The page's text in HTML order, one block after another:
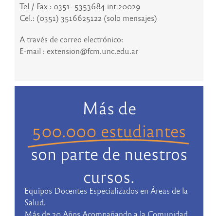
Tel / Fax : 0351- 5353684 int 20029
Cel.: (0351) 3516625122 (solo mensajes)
A través de correo electrónico:
E-mail : extension@fcm.unc.edu.ar
Más de
500.000 estudiantes
son parte de nuestros
cursos.
Equipos Docentes Especializados en Áreas de la
Salud.
Más de 20 Años Acompañando a la Comunidad.